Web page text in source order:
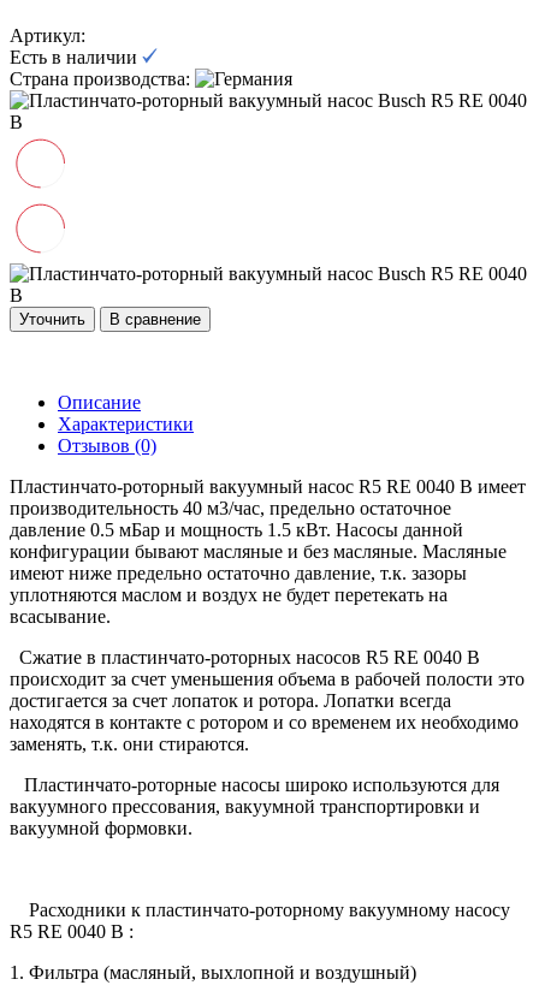
Артикул:
Есть в наличии
Страна производства:
Уточнить В сравнение
Описание
Характеристики
Отзывов (0)
Пластинчато-роторный вакуумный насос R5 RE 0040 B имеет
производительность 40 м3/час, предельно остаточное
давление 0.5 мБар и мощность 1.5 кВт. Насосы данной
конфигурации бывают масляные и без масляные. Масляные
имеют ниже предельно остаточно давление, т.к. зазоры
уплотняются маслом и воздух не будет перетекать на
всасывание.
Сжатие в пластинчато-роторных насосов R5 RE 0040 B
происходит за счет уменьшения объема в рабочей полости это
достигается за счет лопаток и ротора. Лопатки всегда
находятся в контакте с ротором и со временем их необходимо
заменять, т.к. они стираются.
Пластинчато-роторные насосы широко используются для
вакуумного прессования, вакуумной транспортировки и
вакуумной формовки.
Расходники к пластинчато-роторному вакуумному насосу
R5 RE 0040 B :
1. Фильтра (масляный, выхлопной и воздушный)